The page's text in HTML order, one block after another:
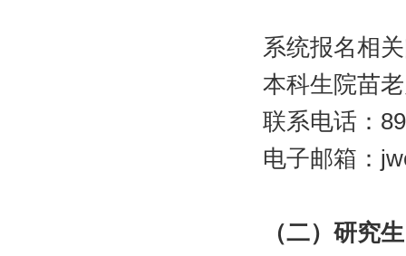
系统报名相
本科生院苗
联系电话：
电子邮箱：
（二）研究